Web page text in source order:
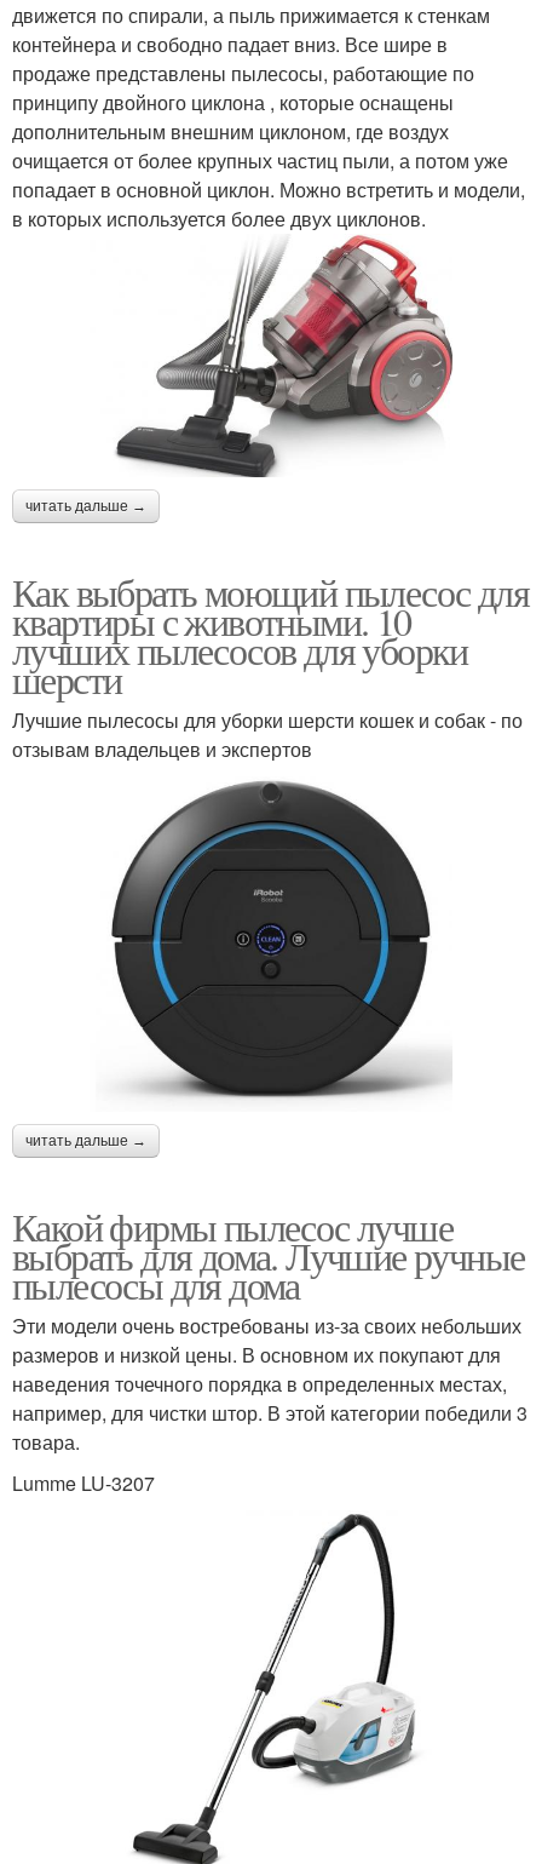
движется по спирали, а пыль прижимается к стенкам
контейнера и свободно падает вниз. Все шире в
продаже представлены пылесосы, работающие по
принципу двойного циклона , которые оснащены
дополнительным внешним циклоном, где воздух
очищается от более крупных частиц пыли, а потом уже
попадает в основной циклон. Можно встретить и модели,
в которых используется более двух циклонов.
читать дальше →
Как выбрать моющий пылесос для
квартиры с животными. 10
лучших пылесосов для уборки
шерсти
Лучшие пылесосы для уборки шерсти кошек и собак - по
отзывам владельцев и экспертов
читать дальше →
Какой фирмы пылесос лучше
выбрать для дома. Лучшие ручные
пылесосы для дома
Эти модели очень востребованы из-за своих небольших
размеров и низкой цены. В основном их покупают для
наведения точечного порядка в определенных местах,
например, для чистки штор. В этой категории победили 3
товара.
Lumme LU-3207